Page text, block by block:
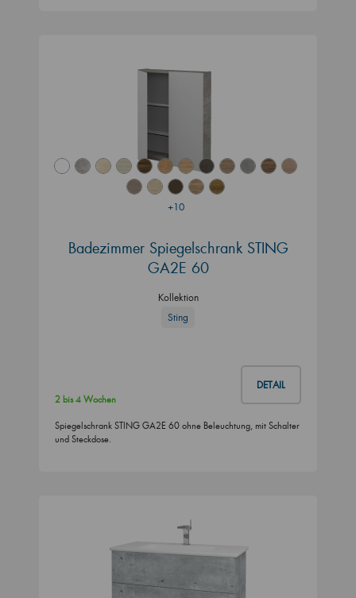
+10
Badezimmer Spiegelschrank STING
GA2E 60
Kollektion
Sting
DETAIL
2 bis 4 Wochen
Spiegelschrank STING GA2E 60 ohne Beleuchtung, mit Schalter
und Steckdose.